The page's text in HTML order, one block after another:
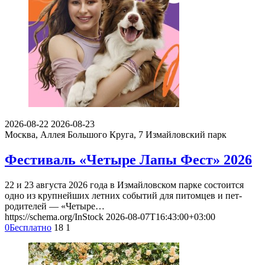
2026-08-22 2026-08-23
Москва, Аллея Большого Круга, 7 Измайловский парк
Фестиваль «Четыре Лапы Фест» 2026
22 и 23 августа 2026 года в Измайловском парке состоится
одно из крупнейших летних событий для питомцев и пет-
родителей — «Четыре…
https://schema.org/InStock 2026-08-07T16:43:00+03:00
0Бесплатно 18 1